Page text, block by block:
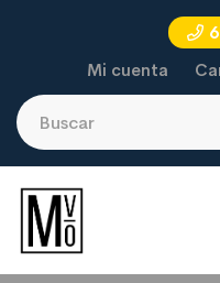
Mi cuenta